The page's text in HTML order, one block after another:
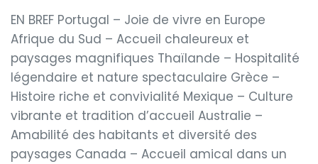
EN BREF Portugal – Joie de vivre en Europe
Afrique du Sud – Accueil chaleureux et
paysages magnifiques Thaïlande – Hospitalité
légendaire et nature spectaculaire Grèce –
Histoire riche et convivialité Mexique – Culture
vibrante et tradition d’accueil Australie –
Amabilité des habitants et diversité des
paysages Canada – Accueil amical dans un